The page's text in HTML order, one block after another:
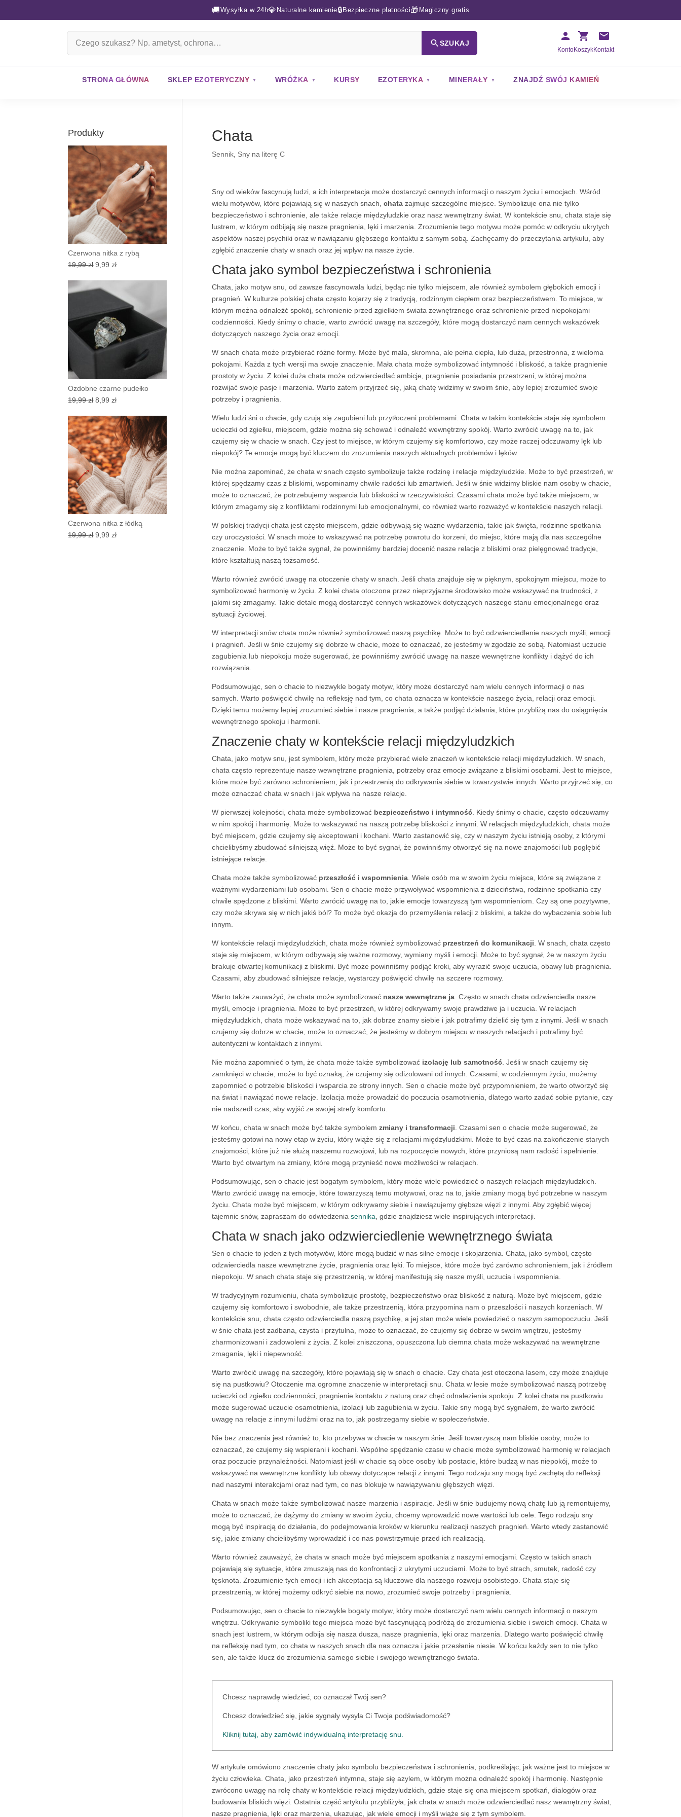
🚚Wysyłka w 24h💎 Naturalne kamienie🔒 Bezpieczne płatności🎁 Magiczny gratis
SZUKAJ
KontoKoszykKontakt
STRONA GŁÓWNA SKLEP EZOTERYCZNY WRÓŻKA KURSY EZOTERYKA MINERAŁY ZNAJDŹ SWÓJ KAMIEŃ
Chata
Sennik, Sny na literę C
Sny od wieków fascynują ludzi, a ich interpretacja może dostarczyć cennych informacji o naszym życiu i emocjach. Wśród
wielu motywów, które pojawiają się w naszych snach, chatazajmuje szczególne miejsce. Symbolizuje ona nie tylko
bezpieczeństwo i schronienie, ale także relacje międzyludzkie oraz nasz wewnętrzny świat. W kontekście snu, chata staje się
lustrem, w którym odbijają się nasze pragnienia, lęki i marzenia. Zrozumienie tego motywu może pomóc w odkryciu ukrytych
aspektów naszej psychiki oraz w nawiązaniu głębszego kontaktu z samym sobą. Zachęcamy do przeczytania artykułu, aby
zgłębić znaczenie chaty w snach oraz jej wpływ na nasze życie.
Chata jako symbol bezpieczeństwa i schronienia
Chata, jako motyw snu, od zawsze fascynowała ludzi, będąc nie tylko miejscem, ale również symbolem głębokich emocji i
pragnień. W kulturze polskiej chata często kojarzy się z tradycją, rodzinnym ciepłem oraz bezpieczeństwem. To miejsce, w
którym można odnaleźć spokój, schronienie przed zgiełkiem świata zewnętrznego oraz schronienie przed niepokojami
codzienności. Kiedy śnimy o chacie, warto zwrócić uwagę na szczegóły, które mogą dostarczyć nam cennych wskazówek
dotyczących naszego życia oraz emocji.
W snach chata może przybierać różne formy. Może być mała, skromna, ale pełna ciepła, lub duża, przestronna, z wieloma
pokojami. Każda z tych wersji ma swoje znaczenie. Mała chata może symbolizować intymność i bliskość, a także pragnienie
prostoty w życiu. Z kolei duża chata może odzwierciedlać ambicje, pragnienie posiadania przestrzeni, w której można
rozwijać swoje pasje i marzenia. Warto zatem przyjrzeć się, jaką chatę widzimy w swoim śnie, aby lepiej zrozumieć swoje
potrzeby i pragnienia.
Wielu ludzi śni o chacie, gdy czują się zagubieni lub przytłoczeni problemami. Chata w takim kontekście staje się symbolem
ucieczki od zgiełku, miejscem, gdzie można się schować i odnaleźć wewnętrzny spokój. Warto zwrócić uwagę na to, jak
czujemy się w chacie w snach. Czy jest to miejsce, w którym czujemy się komfortowo, czy może raczej odczuwamy lęk lub
niepokój? Te emocje mogą być kluczem do zrozumienia naszych aktualnych problemów i lęków.
Nie można zapominać, że chata w snach często symbolizuje także rodzinę i relacje międzyludzkie. Może to być przestrzeń, w
której spędzamy czas z bliskimi, wspominamy chwile radości lub zmartwień. Jeśli w śnie widzimy bliskie nam osoby w chacie,
może to oznaczać, że potrzebujemy wsparcia lub bliskości w rzeczywistości. Czasami chata może być także miejscem, w
którym zmagamy się z konfliktami rodzinnymi lub emocjonalnymi, co również warto rozważyć w kontekście naszych relacji.
W polskiej tradycji chata jest często miejscem, gdzie odbywają się ważne wydarzenia, takie jak święta, rodzinne spotkania
czy uroczystości. W snach może to wskazywać na potrzebę powrotu do korzeni, do miejsc, które mają dla nas szczególne
znaczenie. Może to być także sygnał, że powinniśmy bardziej docenić nasze relacje z bliskimi oraz pielęgnować tradycje,
które kształtują naszą tożsamość.
Warto również zwrócić uwagę na otoczenie chaty w snach. Jeśli chata znajduje się w pięknym, spokojnym miejscu, może to
symbolizować harmonię w życiu. Z kolei chata otoczona przez nieprzyjazne środowisko może wskazywać na trudności, z
jakimi się zmagamy. Takie detale mogą dostarczyć cennych wskazówek dotyczących naszego stanu emocjonalnego oraz
sytuacji życiowej.
W interpretacji snów chata może również symbolizować naszą psychikę. Może to być odzwierciedlenie naszych myśli, emocji
i pragnień. Jeśli w śnie czujemy się dobrze w chacie, może to oznaczać, że jesteśmy w zgodzie ze sobą. Natomiast uczucie
zagubienia lub niepokoju może sugerować, że powinniśmy zwrócić uwagę na nasze wewnętrzne konflikty i dążyć do ich
rozwiązania.
Podsumowując, sen o chacie to niezwykle bogaty motyw, który może dostarczyć nam wielu cennych informacji o nas
samych. Warto poświęcić chwilę na refleksję nad tym, co chata oznacza w kontekście naszego życia, relacji oraz emocji.
Dzięki temu możemy lepiej zrozumieć siebie i nasze pragnienia, a także podjąć działania, które przybliżą nas do osiągnięcia
wewnętrznego spokoju i harmonii.
Znaczenie chaty w kontekście relacji międzyludzkich
Chata, jako motyw snu, jest symbolem, który może przybierać wiele znaczeń w kontekście relacji międzyludzkich. W snach,
chata często reprezentuje nasze wewnętrzne pragnienia, potrzeby oraz emocje związane z bliskimi osobami. Jest to miejsce,
które może być zarówno schronieniem, jak i przestrzenią do odkrywania siebie w towarzystwie innych. Warto przyjrzeć się, co
może oznaczać chata w snach i jak wpływa na nasze relacje.
W pierwszej kolejności, chata może symbolizować bezpieczeństwo i intymność. Kiedy śnimy o chacie, często odczuwamy
w nim spokój i harmonię. Może to wskazywać na naszą potrzebę bliskości z innymi. W relacjach międzyludzkich, chata może
być miejscem, gdzie czujemy się akceptowani i kochani. Warto zastanowić się, czy w naszym życiu istnieją osoby, z którymi
chcielibyśmy zbudować silniejszą więź. Może to być sygnał, że powinniśmy otworzyć się na nowe znajomości lub pogłębić
istniejące relacje.
Chata może także symbolizować przeszłość i wspomnienia. Wiele osób ma w swoim życiu miejsca, które są związane z
ważnymi wydarzeniami lub osobami. Sen o chacie może przywoływać wspomnienia z dzieciństwa, rodzinne spotkania czy
chwile spędzone z bliskimi. Warto zwrócić uwagę na to, jakie emocje towarzyszą tym wspomnieniom. Czy są one pozytywne,
czy może skrywa się w nich jakiś ból? To może być okazja do przemyślenia relacji z bliskimi, a także do wybaczenia sobie lub
innym.
W kontekście relacji międzyludzkich, chata może również symbolizować przestrzeń do komunikacji . W snach, chata często
staje się miejscem, w którym odbywają się ważne rozmowy, wymiany myśli i emocji. Może to być sygnał, że w naszym życiu
brakuje otwartej komunikacji z bliskimi. Być może powinniśmy podjąć kroki, aby wyrazić swoje uczucia, obawy lub pragnienia.
Czasami, aby zbudować silniejsze relacje, wystarczy poświęcić chwilę na szczere rozmowy.
Warto także zauważyć, że chata może symbolizować nasze wewnętrzne ja. Często w snach chata odzwierciedla nasze
myśli, emocje i pragnienia. Może to być przestrzeń, w której odkrywamy swoje prawdziwe ja i uczucia. W relacjach
międzyludzkich, chata może wskazywać na to, jak dobrze znamy siebie i jak potrafimy dzielić się tym z innymi. Jeśli w snach
czujemy się dobrze w chacie, może to oznaczać, że jesteśmy w dobrym miejscu w naszych relacjach i potrafimy być
autentyczni w kontaktach z innymi.
Nie można zapomnieć o tym, że chata może także symbolizować izolację lub samotność. Jeśli w snach czujemy się
zamknięci w chacie, może to być oznaką, że czujemy się odizolowani od innych. Czasami, w codziennym życiu, możemy
zapomnieć o potrzebie bliskości i wsparcia ze strony innych. Sen o chacie może być przypomnieniem, że warto otworzyć się
na świat i nawiązać nowe relacje. Izolacja może prowadzić do poczucia osamotnienia, dlatego warto zadać sobie pytanie, czy
nie nadszedł czas, aby wyjść ze swojej strefy komfortu.
W końcu, chata w snach może być także symbolem zmiany i transformacji . Czasami sen o chacie może sugerować, że
jesteśmy gotowi na nowy etap w życiu, który wiąże się z relacjami międzyludzkimi. Może to być czas na zakończenie starych
znajomości, które już nie służą naszemu rozwojowi, lub na rozpoczęcie nowych, które przyniosą nam radość i spełnienie.
Warto być otwartym na zmiany, które mogą przynieść nowe możliwości w relacjach.
Podsumowując, sen o chacie jest bogatym symbolem, który może wiele powiedzieć o naszych relacjach międzyludzkich.
Warto zwrócić uwagę na emocje, które towarzyszą temu motywowi, oraz na to, jakie zmiany mogą być potrzebne w naszym
życiu. Chata może być miejscem, w którym odkrywamy siebie i nawiązujemy głębsze więzi z innymi. Aby zgłębić więcej
tajemnic snów, zapraszam do odwiedzenia sennika , gdzie znajdziesz wiele inspirujących interpretacji.
Chata w snach jako odzwierciedlenie wewnętrznego świata
Sen o chacie to jeden z tych motywów, które mogą budzić w nas silne emocje i skojarzenia. Chata, jako symbol, często
odzwierciedla nasze wewnętrzne życie, pragnienia oraz lęki. To miejsce, które może być zarówno schronieniem, jak i źródłem
niepokoju. W snach chata staje się przestrzenią, w której manifestują się nasze myśli, uczucia i wspomnienia.
W tradycyjnym rozumieniu, chata symbolizuje prostotę, bezpieczeństwo oraz bliskość z naturą. Może być miejscem, gdzie
czujemy się komfortowo i swobodnie, ale także przestrzenią, która przypomina nam o przeszłości i naszych korzeniach. W
kontekście snu, chata często odzwierciedla naszą psychikę, a jej stan może wiele powiedzieć o naszym samopoczuciu. Jeśli
w śnie chata jest zadbana, czysta i przytulna, może to oznaczać, że czujemy się dobrze w swoim wnętrzu, jesteśmy
zharmonizowani i zadowoleni z życia. Z kolei zniszczona, opuszczona lub ciemna chata może wskazywać na wewnętrzne
zmagania, lęki i niepewność.
Warto zwrócić uwagę na szczegóły, które pojawiają się w snach o chacie. Czy chata jest otoczona lasem, czy może znajduje
się na pustkowiu? Otoczenie ma ogromne znaczenie w interpretacji snu. Chata w lesie może symbolizować naszą potrzebę
ucieczki od zgiełku codzienności, pragnienie kontaktu z naturą oraz chęć odnalezienia spokoju. Z kolei chata na pustkowiu
może sugerować uczucie osamotnienia, izolacji lub zagubienia w życiu. Takie sny mogą być sygnałem, że warto zwrócić
uwagę na relacje z innymi ludźmi oraz na to, jak postrzegamy siebie w społeczeństwie.
Nie bez znaczenia jest również to, kto przebywa w chacie w naszym śnie. Jeśli towarzyszą nam bliskie osoby, może to
oznaczać, że czujemy się wspierani i kochani. Wspólne spędzanie czasu w chacie może symbolizować harmonię w relacjach
oraz poczucie przynależności. Natomiast jeśli w chacie są obce osoby lub postacie, które budzą w nas niepokój, może to
wskazywać na wewnętrzne konflikty lub obawy dotyczące relacji z innymi. Tego rodzaju sny mogą być zachętą do refleksji
nad naszymi interakcjami oraz nad tym, co nas blokuje w nawiązywaniu głębszych więzi.
Chata w snach może także symbolizować nasze marzenia i aspiracje. Jeśli w śnie budujemy nową chatę lub ją remontujemy,
może to oznaczać, że dążymy do zmiany w swoim życiu, chcemy wprowadzić nowe wartości lub cele. Tego rodzaju sny
mogą być inspiracją do działania, do podejmowania kroków w kierunku realizacji naszych pragnień. Warto wtedy zastanowić
się, jakie zmiany chcielibyśmy wprowadzić i co nas powstrzymuje przed ich realizacją.
Warto również zauważyć, że chata w snach może być miejscem spotkania z naszymi emocjami. Często w takich snach
pojawiają się sytuacje, które zmuszają nas do konfrontacji z ukrytymi uczuciami. Może to być strach, smutek, radość czy
tęsknota. Zrozumienie tych emocji i ich akceptacja są kluczowe dla naszego rozwoju osobistego. Chata staje się
przestrzenią, w której możemy odkryć siebie na nowo, zrozumieć swoje potrzeby i pragnienia.
Podsumowując, sen o chacie to niezwykle bogaty motyw, który może dostarczyć nam wielu cennych informacji o naszym
wnętrzu. Odkrywanie symboliki tego miejsca może być fascynującą podróżą do zrozumienia siebie i swoich emocji. Chata w
snach jest lustrem, w którym odbija się nasza dusza, nasze pragnienia, lęki oraz marzenia. Dlatego warto poświęcić chwilę
na refleksję nad tym, co chata w naszych snach dla nas oznacza i jakie przesłanie niesie. W końcu każdy sen to nie tylko
sen, ale także klucz do zrozumienia samego siebie i swojego wewnętrznego świata.
Chcesz naprawdę wiedzieć, co oznaczał Twój sen?
Chcesz dowiedzieć się, jakie sygnały wysyła Ci Twoja podświadomość?
Kliknij tutaj, aby zamówić indywidualną interpretację snu.
W artykule omówiono znaczenie chaty jako symbolu bezpieczeństwa i schronienia, podkreślając, jak ważne jest to miejsce w
życiu człowieka. Chata, jako przestrzeń intymna, staje się azylem, w którym można odnaleźć spokój i harmonię. Następnie
zwrócono uwagę na rolę chaty w kontekście relacji międzyludzkich, gdzie staje się ona miejscem spotkań, dialogów oraz
budowania bliskich więzi. Ostatnia część artykułu przybliżyła, jak chata w snach może odzwierciedlać nasz wewnętrzny świat,
nasze pragnienia, lęki oraz marzenia, ukazując, jak wiele emocji i myśli wiąże się z tym symbolem.
Produkty
Czerwona nitka z rybą
19,99zł Pierwotna
wynosiła:
19,99 zł.
9,99złAktualna
9,99 zł.
Ozdobne czarne pudełko
19,99zł Pierwotna
wynosiła:
19,99 zł.
8,99złAktualna
wynosi:
8,99 zł.
Czerwona nitka z łódką
19,99zł Pierwotna
9,99złAktualna